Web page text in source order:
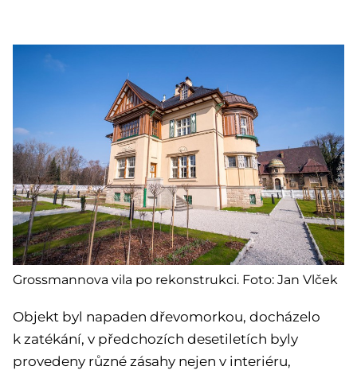
Grossmannova vila po rekonstrukci. Foto: Jan Vlček
Objekt byl napaden dřevomorkou, docházelo
k zatékání, v předchozích desetiletích byly
provedeny různé zásahy nejen v interiéru,